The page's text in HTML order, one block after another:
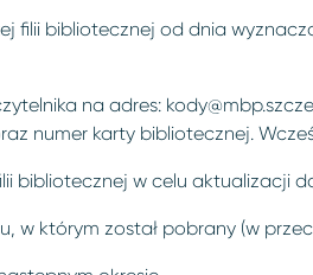
filii bibliotecznej od dnia
na adres:
numer karty bibliotecznej.
bibliotecznej w celu aktualizacji
w którym został pobrany (w